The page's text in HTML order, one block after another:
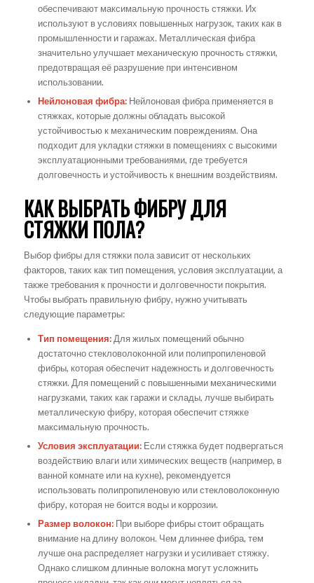
обеспечивают максимальную прочность стяжки. Их
используют в условиях повышенных нагрузок, таких как в
промышленности и гаражах. Металлическая фибра
значительно улучшает механическую прочность стяжки,
предотвращая её разрушение при интенсивном
использовании.
Нейлоновая фибра:Нейлоновая фибра применяется в
стяжках, которые должны обладать высокой
устойчивостью к механическим повреждениям. Она
подходит для укладки стяжки в помещениях с высокими
эксплуатационными требованиями, где требуется
долговечность и устойчивость к внешним воздействиям.
КАК ВЫБРАТЬ ФИБРУ ДЛЯ
СТЯЖКИ ПОЛА?
Выбор фибры для стяжки пола зависит от нескольких
факторов, таких как тип помещения, условия эксплуатации, а
также требования к прочности и долговечности покрытия.
Чтобы выбрать правильную фибру, нужно учитывать
следующие параметры:
Тип помещения:Для жилых помещений обычно
достаточно стекловолоконной или полипропиленовой
фибры, которая обеспечит надежность и долговечность
стяжки. Для помещений с повышенными механическими
нагрузками, таких как гаражи и склады, лучше выбирать
металлическую фибру, которая обеспечит стяжке
максимальную прочность.
Условия эксплуатации:Если стяжка будет подвергаться
воздействию влаги или химических веществ (например, в
ванной комнате или на кухне), рекомендуется
использовать полипропиленовую или стекловолоконную
фибру, которая не боится воды и коррозии.
Размер волокон:При выборе фибры стоит обращать
внимание на длину волокон. Чем длиннее фибра, тем
лучше она распределяет нагрузки и усиливает стяжку.
Однако слишком длинные волокна могут усложнить